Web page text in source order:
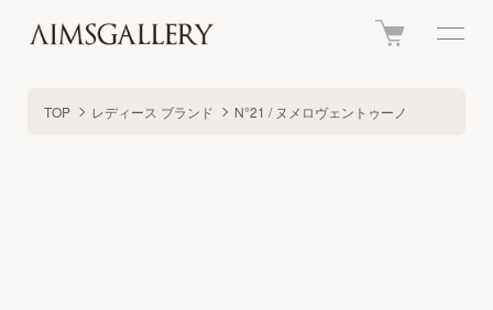
TOP レディース ブランド N°21 / ヌメロヴェントゥーノ